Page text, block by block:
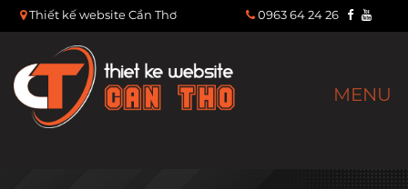
Thiết kế website Cần Thơ 0963 64 24 26
MENU